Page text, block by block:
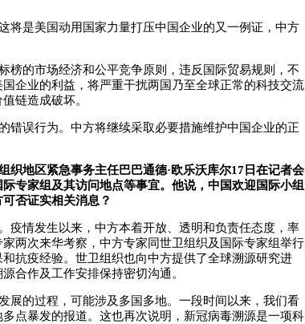
将是美国动用国家力量打压中国企业的又一例证，中方
榜的市场经济和公平竞争原则，违反国际贸易规则，不
企业的利益，将严重干扰两国乃至全球正常的科技交流
链造成破坏。
错误行为。中方将继续采取必要措施维护中国企业的正
织地区紧急事务主任巴巴通德·欧乐沃库尔17日在记者会
专家组及其访问地点等事宜。他说，中国欢迎国际小组
否证实相关消息？
疫情发生以来，中方本着开放、透明和负责任态度，率
两次来华考察，中方专家同世卫组织及国际专家组举行
抗疫经验。世卫组织也向中方提供了全球溯源研究进
合作及工作安排保持密切沟通。
展的过程，可能涉及多国多地。一段时间以来，我们看
点暴发的报道。这也再次说明，新冠病毒溯源是一项科